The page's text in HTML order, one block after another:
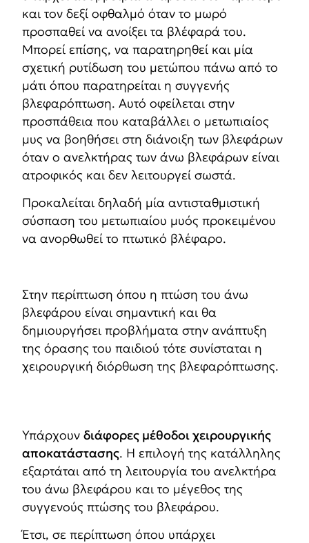
και τον δεξί οφθαλμό όταν το μωρό
προσπαθεί να ανοίξει τα βλέφαρά του.
Μπορεί επίσης, να παρατηρηθεί και μία
σχετική ρυτίδωση του μετώπου πάνω από το
μάτι όπου παρατηρείται η συγγενής
βλεφαρόπτωση. Αυτό οφείλεται στην
προσπάθεια που καταβάλλει ο μετωπιαίος
μυς να βοηθήσει στη διάνοιξη των βλεφάρων
όταν ο ανελκτήρας των άνω βλεφάρων είναι
ατροφικός και δεν λειτουργεί σωστά.
Προκαλείται δηλαδή μία αντισταθμιστική
σύσπαση του μετωπιαίου μυός προκειμένου
να ανορθωθεί το πτωτικό βλέφαρο.
Στην περίπτωση όπου η πτώση του άνω
βλεφάρου είναι σημαντική και θα
δημιουργήσει προβλήματα στην ανάπτυξη
της όρασης του παιδιού τότε συνίσταται η
χειρουργική διόρθωση της βλεφαρόπτωσης.
Υπάρχουν διάφορες μέθοδοι χειρουργικής
αποκατάστασης. Η επιλογή της κατάλληλης
εξαρτάται από τη λειτουργία του ανελκτήρα
του άνω βλεφάρου και το μέγεθος της
συγγενούς πτώσης του βλεφάρου.
Έτσι, σε περίπτωση όπου υπάρχει